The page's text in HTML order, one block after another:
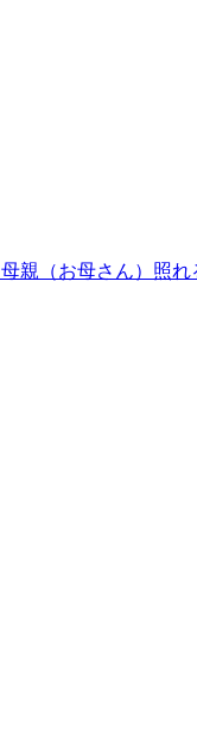
母親（お母さん） 照れ